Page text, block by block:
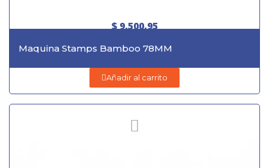
$ 9.500,95
Maquina Stamps Bamboo 78MM
Añadir al carrito